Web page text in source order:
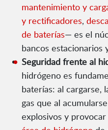
mantenimiento y
y rectificadores,
de baterías— es el
bancos estacionarios
Seguridad frente al
hidrógeno es
baterías: al cargarse,
gas que al
explosivos y provocar